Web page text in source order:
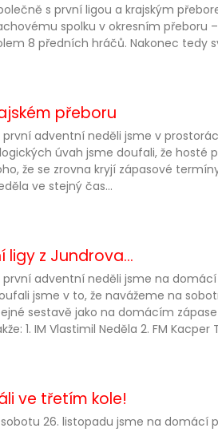
s první ligou a krajským
spolku v okresním přeboru
8 předních hráčů. Nakonec tedy
přeboru
první adventní neděli jsme v
úvah jsme doufali, že hosté
že se zrovna kryjí zápasové
ve stejný čas...
z Jundrova...
první adventní neděli jsme na
jsme v to, že navážeme na
sestavě jako na domácím
1. IM Vlastimil Neděla 2. FM Kacper
ve třetím kole!
26. listopadu jsme na domácí